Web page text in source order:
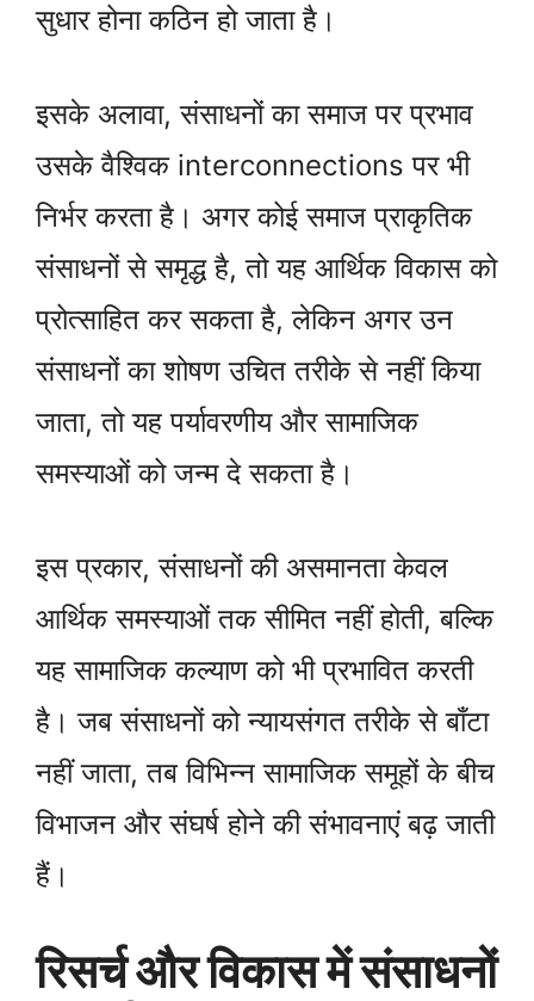
सुधार होना कठिन हो जाता है।
इसके अलावा, संसाधनों का समाज पर प्रभाव
उसके वैश्विक interconnections पर भी
निर्भर करता है। अगर कोई समाज प्राकृतिक
संसाधनों से समृद्ध है, तो यह आर्थिक विकास को
प्रोत्साहित कर सकता है, लेकिन अगर उन
संसाधनों का शोषण उचित तरीके से नहीं किया
जाता, तो यह पर्यावरणीय और सामाजिक
समस्याओं को जन्म दे सकता है।
इस प्रकार, संसाधनों की असमानता केवल
आर्थिक समस्याओं तक सीमित नहीं होती, बल्कि
यह सामाजिक कल्याण को भी प्रभावित करती
है। जब संसाधनों को न्यायसंगत तरीके से बाँटा
नहीं जाता, तब विभिन्न सामाजिक समूहों के बीच
विभाजन और संघर्ष होने की संभावनाएं बढ़ जाती
हैं।
रिसर्च और विकास में संसाधनों